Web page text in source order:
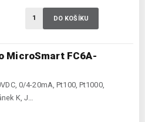
MicroSmart FC6A-
0/4-20mA, Pt100, Pt1000,
K, J…
DO KOŠÍKU